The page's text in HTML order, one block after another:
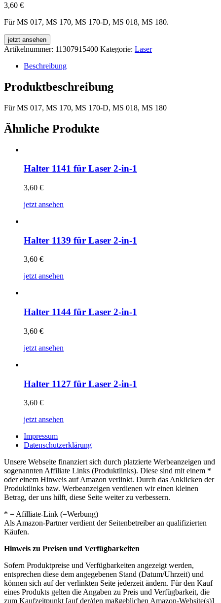
3,60 €
Für MS 017, MS 170, MS 170-D, MS 018, MS 180.
jetzt ansehen
Artikelnummer: 11307915400 Kategorie: Laser
Beschreibung
Produktbeschreibung
Für MS 017, MS 170, MS 170-D, MS 018, MS 180
Ähnliche Produkte
Halter 1141 für Laser 2-in-1
3,60 €
jetzt ansehen
Halter 1139 für Laser 2-in-1
3,60 €
jetzt ansehen
Halter 1144 für Laser 2-in-1
3,60 €
jetzt ansehen
Halter 1127 für Laser 2-in-1
3,60 €
jetzt ansehen
Impressum
Datenschutzerklärung
Unsere Webseite finanziert sich durch platzierte Werbeanzeigen und
sogenannten Affiliate Links (Produktlinks). Diese sind mit einem *
oder einem Hinweis auf Amazon verlinkt. Durch das Anklicken der
Produktlinks bzw. Werbeanzeigen verdienen wir einen kleinen
Betrag, der uns hilft, diese Seite weiter zu verbessern.
* = Afilliate-Link (=Werbung)
Als Amazon-Partner verdient der Seitenbetreiber an qualifizierten
Käufen.
Hinweis zu Preisen und Verfügbarkeiten
Sofern Produktpreise und Verfügbarkeiten angezeigt werden,
entsprechen diese dem angegebenen Stand (Datum/Uhrzeit) und
können sich auf der verlinkten Seite jederzeit ändern. Für den Kauf
eines Produkts gelten die Angaben zu Preis und Verfügbarkeit, die
zum Kaufzeitpunkt [auf der/den maßgeblichen Amazon-Website(s)]